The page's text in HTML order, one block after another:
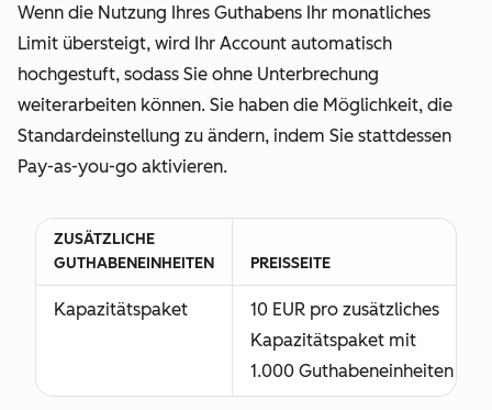
zusammenarbeiten
und die diesen
Zugang benötigen,
Abonnementdienste
HubSpot bestätigt,
verweigert oder
entfernt
angemessenem
Wenn die Nutzung Ihres Guthabens Ihr monatliches
Limit übersteigt, wird Ihr Account automatisch
hochgestuft, sodass Sie ohne Unterbrechung
weiterarbeiten können. Sie haben die Möglichkeit, die
Standardeinstellung zu ändern, indem Sie stattdessen
Pay-as-you-go aktivieren.
ZUSÄTZLICHE
GUTHABENEINHEITEN
PREISSEITE
Kapazitätspaket
10 EUR pro zusätzliches
Kapazitätspaket mit
1.000 Guthabeneinheiten